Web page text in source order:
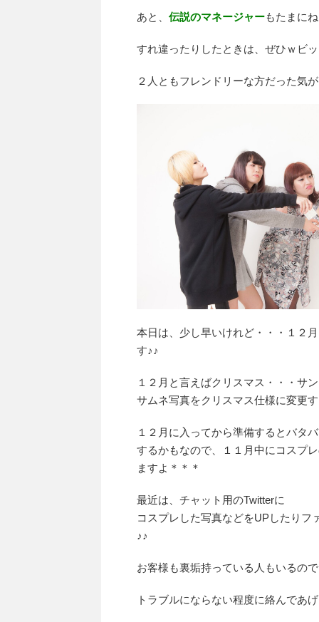
あと、 伝説のマネージャーもたまにね
すれ違ったりしたときは、ぜひｗビ
２人ともフレンドリーな方だった気
本日は、少し早いけれど・・・１２
す♪♪
１２月と言えばクリスマス・・・サ
サムネ写真をクリスマス仕様に変更
１２月に入ってから準備するとバタ
するかもなので、１１月中にコスプ
ますよ＊＊＊
最近は、チャット用のTwitterに
コスプレした写真などをUPしたりフ
♪♪
お客様も裏垢持っている人もいるの
トラブルにならない程度に絡んであ